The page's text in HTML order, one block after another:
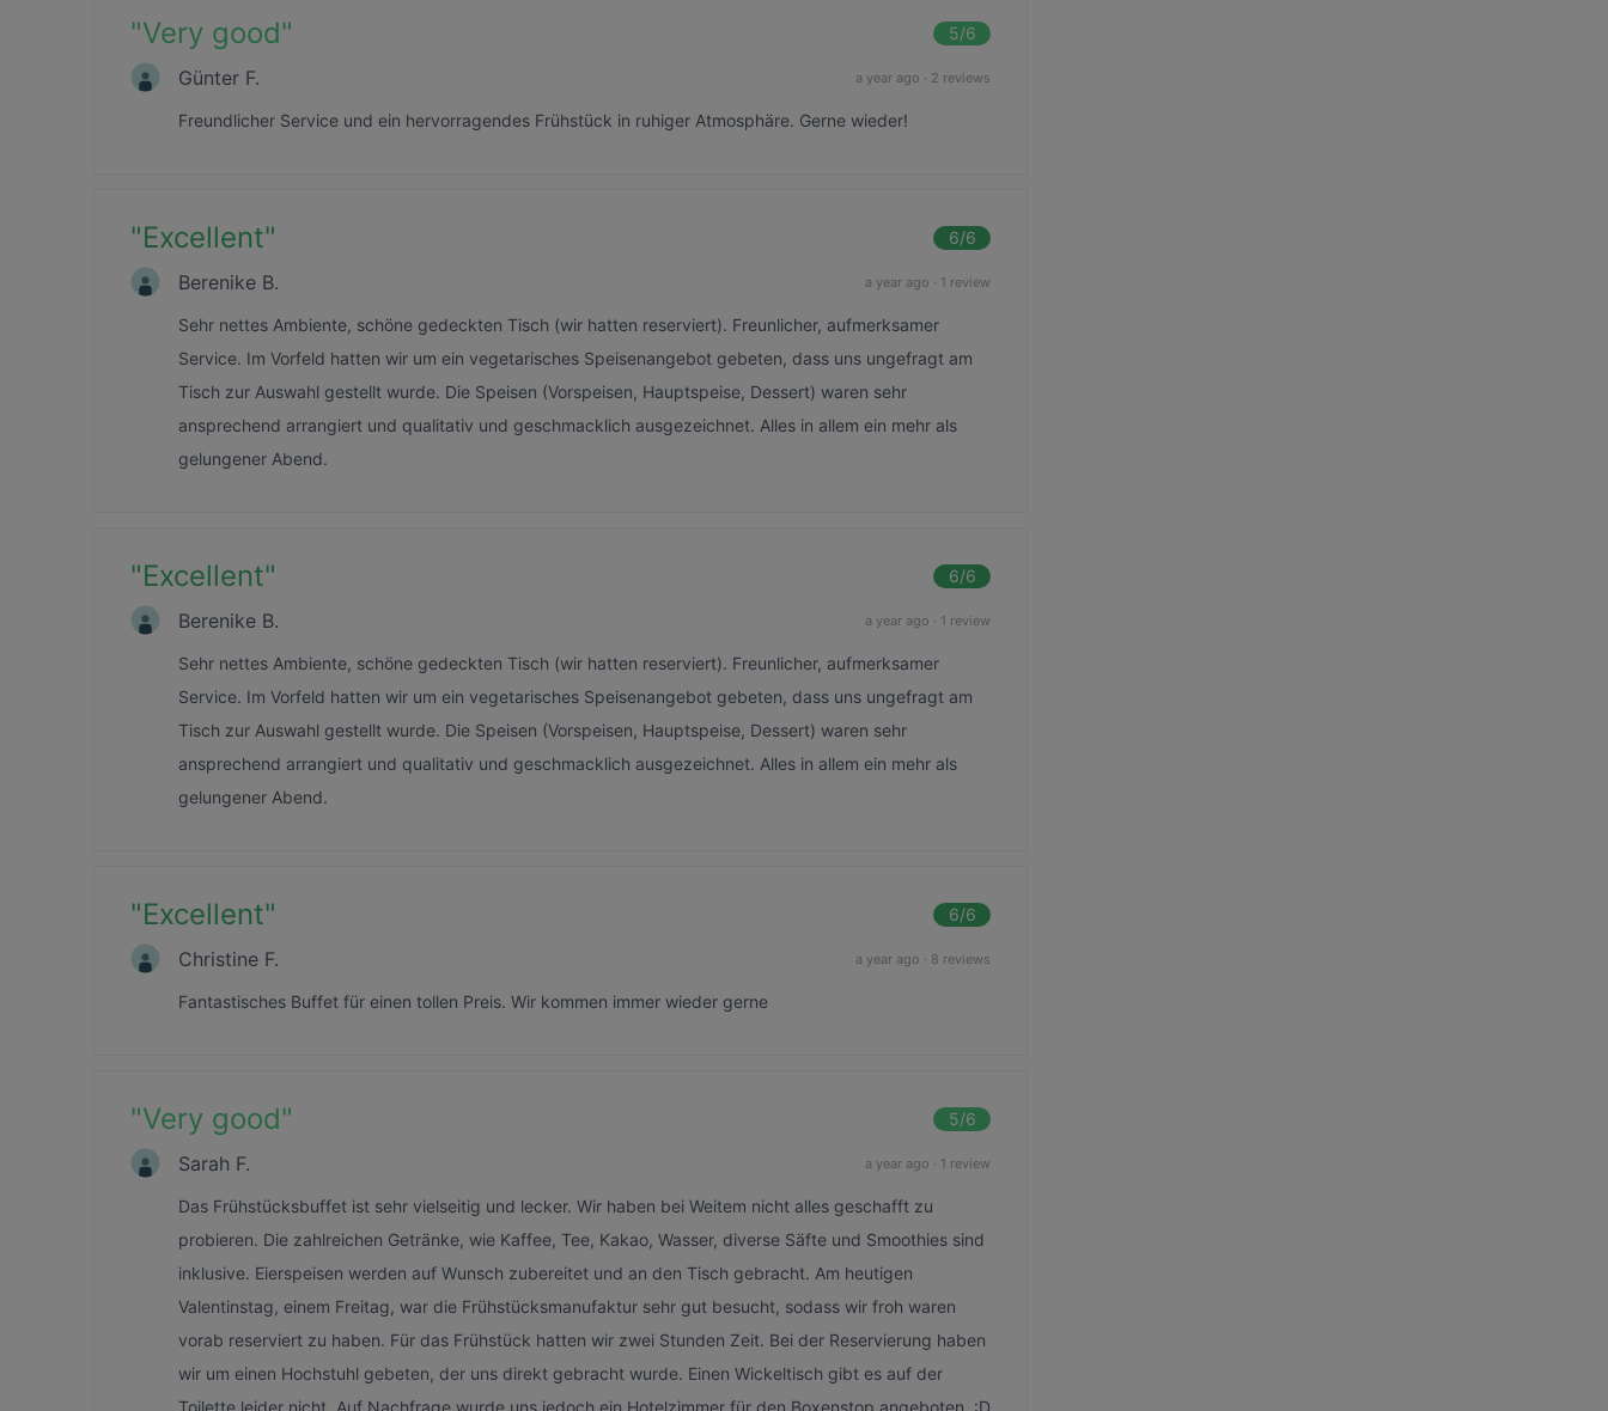
"Very good" 5/6
Günter F. a year ago · 2 reviews
Freundlicher Service und ein hervorragendes Frühstück in ruhiger Atmosphäre. Gerne wieder!
"Excellent" 6/6
Berenike B. a year ago · 1 review
Sehr nettes Ambiente, schöne gedeckten Tisch (wir hatten reserviert). Freunlicher, aufmerksamer
Service. Im Vorfeld hatten wir um ein vegetarisches Speisenangebot gebeten, dass uns ungefragt am
Tisch zur Auswahl gestellt wurde. Die Speisen (Vorspeisen, Hauptspeise, Dessert) waren sehr
ansprechend arrangiert und qualitativ und geschmacklich ausgezeichnet. Alles in allem ein mehr als
gelungener Abend.
"Excellent" 6/6
Berenike B. a year ago · 1 review
Sehr nettes Ambiente, schöne gedeckten Tisch (wir hatten reserviert). Freunlicher, aufmerksamer
Service. Im Vorfeld hatten wir um ein vegetarisches Speisenangebot gebeten, dass uns ungefragt am
Tisch zur Auswahl gestellt wurde. Die Speisen (Vorspeisen, Hauptspeise, Dessert) waren sehr
ansprechend arrangiert und qualitativ und geschmacklich ausgezeichnet. Alles in allem ein mehr als
gelungener Abend.
"Excellent" 6/6
Christine F. a year ago · 8 reviews
Fantastisches Buffet für einen tollen Preis. Wir kommen immer wieder gerne
"Very good" 5/6
Sarah F. a year ago · 1 review
Das Frühstücksbuffet ist sehr vielseitig und lecker. Wir haben bei Weitem nicht alles geschafft zu
probieren. Die zahlreichen Getränke, wie Kaffee, Tee, Kakao, Wasser, diverse Säfte und Smoothies sind
inklusive. Eierspeisen werden auf Wunsch zubereitet und an den Tisch gebracht. Am heutigen
Valentinstag, einem Freitag, war die Frühstücksmanufaktur sehr gut besucht, sodass wir froh waren
vorab reserviert zu haben. Für das Frühstück hatten wir zwei Stunden Zeit. Bei der Reservierung haben
wir um einen Hochstuhl gebeten, der uns direkt gebracht wurde. Einen Wickeltisch gibt es auf der
Toilette leider nicht. Auf Nachfrage wurde uns jedoch ein Hotelzimmer für den Boxenstop angeboten. :D